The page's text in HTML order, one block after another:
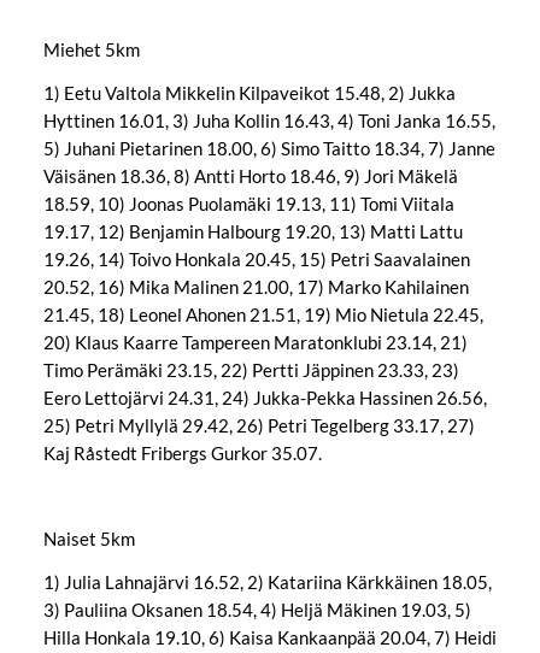
Miehet 5km
1) Eetu Valtola Mikkelin Kilpaveikot 15.48, 2) Jukka
Hyttinen 16.01, 3) Juha Kollin 16.43, 4) Toni Janka 16.55,
5) Juhani Pietarinen 18.00, 6) Simo Taitto 18.34, 7) Janne
Väisänen 18.36, 8) Antti Horto 18.46, 9) Jori Mäkelä
18.59, 10) Joonas Puolamäki 19.13, 11) Tomi Viitala
19.17, 12) Benjamin Halbourg 19.20, 13) Matti Lattu
19.26, 14) Toivo Honkala 20.45, 15) Petri Saavalainen
20.52, 16) Mika Malinen 21.00, 17) Marko Kahilainen
21.45, 18) Leonel Ahonen 21.51, 19) Mio Nietula 22.45,
20) Klaus Kaarre Tampereen Maratonklubi 23.14, 21)
Timo Perämäki 23.15, 22) Pertti Jäppinen 23.33, 23)
Eero Lettojärvi 24.31, 24) Jukka-Pekka Hassinen 26.56,
25) Petri Myllylä 29.42, 26) Petri Tegelberg 33.17, 27)
Kaj Råstedt Fribergs Gurkor 35.07.
Naiset 5km
1) Julia Lahnajärvi 16.52, 2) Katariina Kärkkäinen 18.05,
3) Pauliina Oksanen 18.54, 4) Heljä Mäkinen 19.03, 5)
Hilla Honkala 19.10, 6) Kaisa Kankaanpää 20.04, 7) Heidi